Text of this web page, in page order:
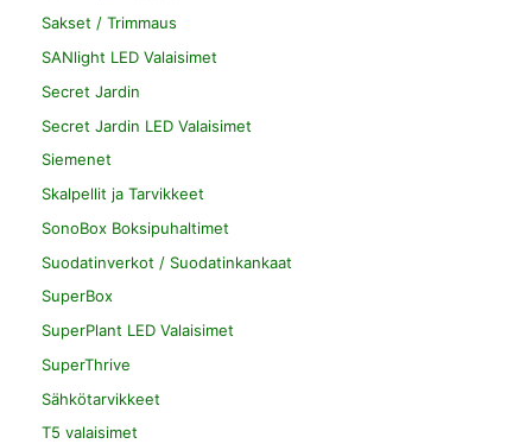
Sakset / Trimmaus
SANlight LED Valaisimet
Secret Jardin
Secret Jardin LED Valaisimet
Siemenet
Skalpellit ja Tarvikkeet
SonoBox Boksipuhaltimet
Suodatinverkot / Suodatinkankaat
SuperBox
SuperPlant LED Valaisimet
SuperThrive
Sähkötarvikkeet
T5 valaisimet